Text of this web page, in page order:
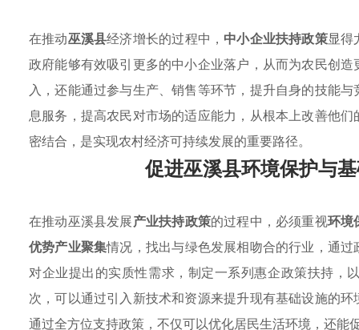
在推动巫溪县经济增长的过程中， 中小企业扶持政策显得
政府能够有效吸引更多的中小企业落户，从而为农民创
入，还能通过参与生产、销售等环节，提升自身的技能
息服务，提高农民对市场的适应能力，从根本上改善他
密结合，是实现农村经济可持续发展的重要路径。
促进巫溪县环境保护与
在推动巫溪县发展产业扶持政策的过程中，必须重视环境
优势产业聚集情况，找出与绿色发展相吻合的行业，通
对企业提出的实质性需求，制定一系列惠企政策扶持，
次，可以通过引入新技术和资源来提升现有基础设施的
通过全方位支持政策，不仅可以优化居民生活环境，还